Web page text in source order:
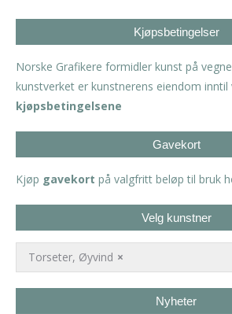
Kjøpsbetingelser
Norske Grafikere formidler kunst på
kunstverket er kunstnerens eiendom inntil
kjøpsbetingelsene
Gavekort
Kjøp gavekort på valgfritt beløp til bruk
Velg kunstner
×
Torseter, Øyvind
Nyheter